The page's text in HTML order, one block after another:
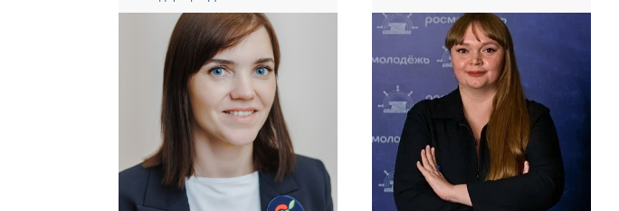
Ростиславская
Финалист проекта - 2023,
методист. Муниципальное
автономное
общеобразовательное
учреждение “Средняя
общеобразовательная школа
№ 22 имени Героя Российской
Федерации Д.Е. Иванова”
Финалист проекта - 2023,
заместитель заведующего по
воспитательно-методической
работе. Муниципальное
автономное дошкольное
образовательное учреждение
«Центр развития ребенка -
детский сад №39»